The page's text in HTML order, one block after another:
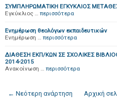
ΣΥΜΠΛΗΡΩΜΑΤΙΚΗ ΕΓΚΥΚΛΙΟΣ
Εγκύκλιος … περισσότερα
Ενημέρωση θεολόγων εκπαιδευτικών
Ενημέρωση … περισσότερα
ΔΙΑΘΕΣΗ ΕΚΠ/ΚΩΝ ΣΕ ΣΧΟΛΙΚΕΣ
2014-2015
Ανακοίνωση … περισσότερα
← Νεότερη ανάρτηση Αρχική